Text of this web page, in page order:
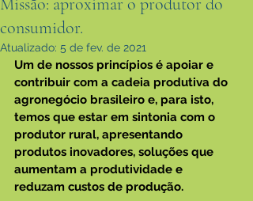
consumidor.
Atualizado: 5 de fev. de 2021
Um de nossos princípios é apoiar e
contribuir com a cadeia produtiva do
agronegócio brasileiro e, para isto,
temos que estar em sintonia com o
produtor rural, apresentando
produtos inovadores, soluções que
aumentam a produtividade e
reduzam custos de produção.